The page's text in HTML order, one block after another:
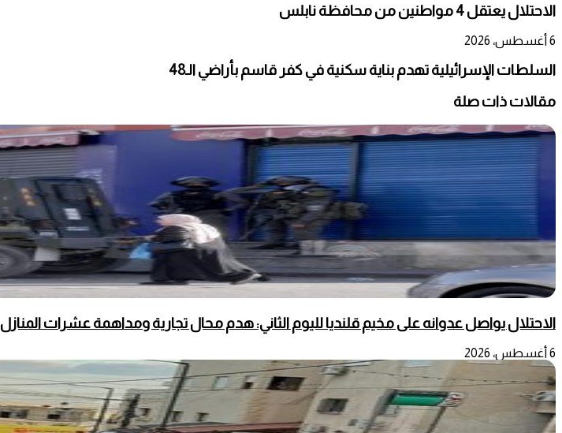
الاحتلال يعتقل 4 مواطنين من محافظة نابلس
6 أغسطس، 2026
السلطات الإسرائيلية تهدم بناية سكنية في كفر قاسم بأراضي الـ48
مقالات ذات صلة
الاحتلال يواصل عدوانه على مخيم قلنديا لليوم الثاني: هدم محال تجارية ومداهمة عشرات المنازل
6 أغسطس، 2026